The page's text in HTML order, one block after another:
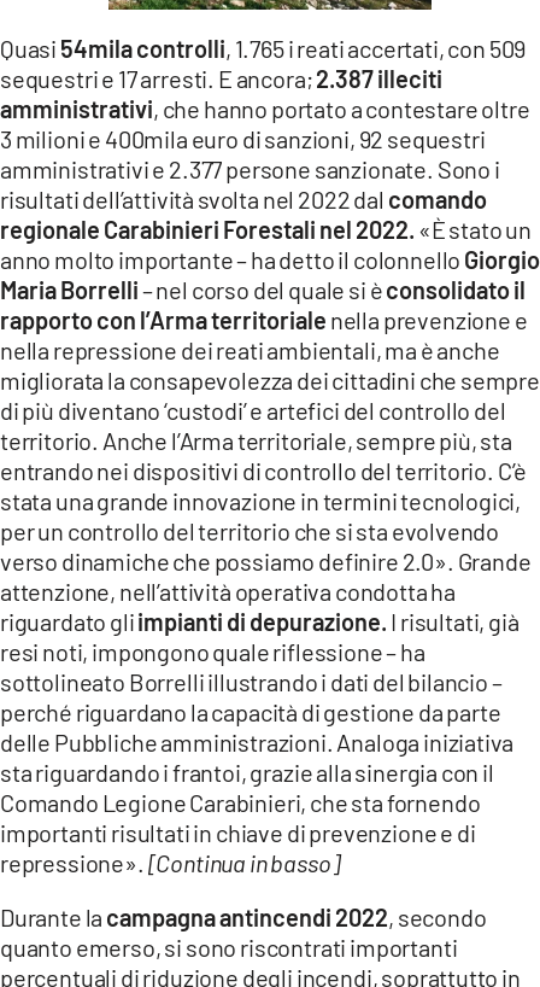
COSENZACHANNEL.IT
ILVIBONESE.IT
CATANZAROCHANNEL.IT
LACAPITALENEWS.IT
App
ANDROID
APPLE
Quasi 54mila controlli, 1.765 i reati accertati, con 509
sequestri e 17 arresti. E ancora;2.387 illeciti
amministrativi, che hanno portato a contestare oltre
3 milioni e 400mila euro di sanzioni, 92 sequestri
amministrativi e 2.377 persone sanzionate. Sono i
risultati dell’attività svolta nel 2022 dal comando
regionale Carabinieri Forestali nel 2022. «È stato un
anno molto importante – ha detto il colonnello Giorgio
Maria Borrelli– nel corso del quale si èconsolidato il
rapporto con l’Arma territoriale nella prevenzione e
nella repressione dei reati ambientali, ma è anche
migliorata la consapevolezza dei cittadini che sempre
di più diventano ‘custodi’ e artefici del controllo del
territorio. Anche l’Arma territoriale, sempre più, sta
entrando nei dispositivi di controllo del territorio. C’è
stata una grande innovazione in termini tecnologici,
per un controllo del territorio che si sta evolvendo
verso dinamiche che possiamo definire 2.0». Grande
attenzione, nell’attività operativa condotta ha
riguardato gliimpianti di depurazione. I risultati, già
resi noti, impongono quale riflessione – ha
sottolineato Borrelli illustrando i dati del bilancio –
perché riguardano la capacità di gestione da parte
delle Pubbliche amministrazioni. Analoga iniziativa
sta riguardando i frantoi, grazie alla sinergia con il
Comando Legione Carabinieri, che sta fornendo
importanti risultati in chiave di prevenzione e di
repressione». [Continua in basso]
Durante la campagna antincendi 2022, secondo
quanto emerso, si sono riscontrati importanti
percentuali di riduzione degli incendi, soprattutto in